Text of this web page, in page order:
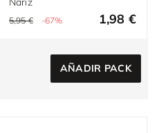
5,95 € -67% 1,98 €
AÑADIR PACK